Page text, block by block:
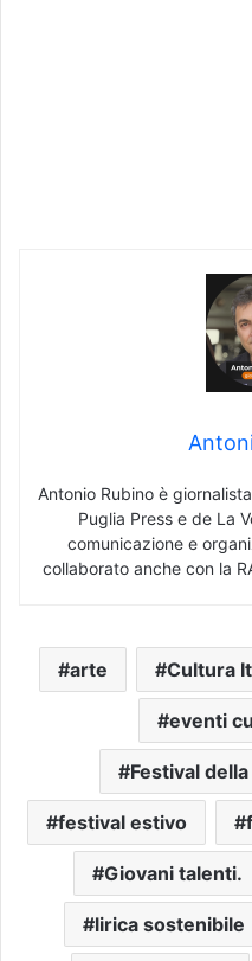
Antonio Rubino è
Puglia Press e de La
comunicazione e
collaborato anche con la
arte Cultura
eventi
Festival
festival estivo
Giovani talenti.
lirica sostenibile